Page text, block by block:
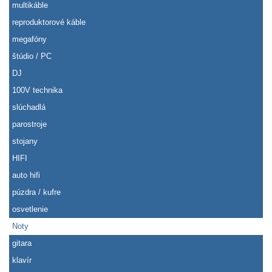
multikáble
reproduktorové káble
megafóny
štúdio / PC
DJ
100V technika
slúchadlá
parostroje
stojany
HIFI
auto hifi
púzdra / kufre
osvetlenie
Noty
gitara
klavír